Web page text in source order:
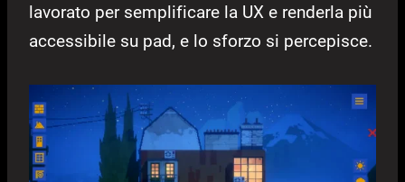
lavorato per semplificare la UX e renderla più
accessibile su pad, e lo sforzo si percepisce.